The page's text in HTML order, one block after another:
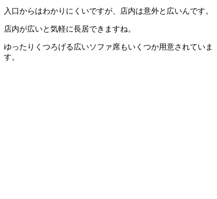
入口からはわかりにくいですが、店内は意外と広いんです。
店内が広いと気軽に長居できますね。
ゆったりくつろげる広いソファ席もいくつか用意されていま
す。